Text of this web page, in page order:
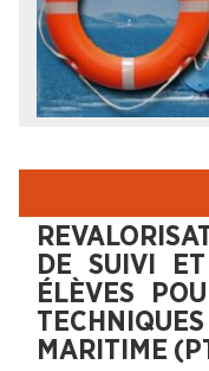
DE SUIVI
ÉLÈVES
MARITIME